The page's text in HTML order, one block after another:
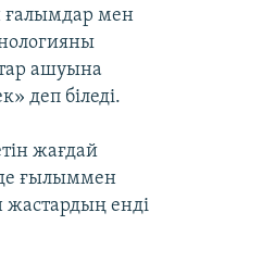
ғалымдар мен
ашуына
деп біледі.
жағдай
ғылыммен
енді